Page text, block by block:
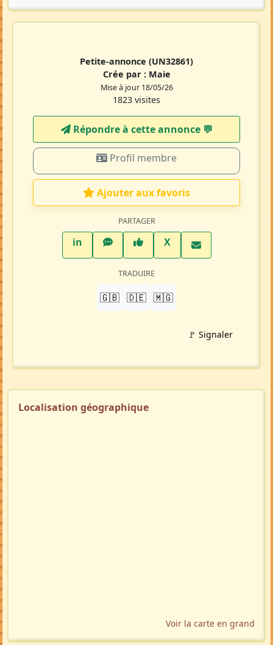
Petite-annonce (UN32861)
Crée par : Maie
Mise à jour 18/05/26
1823 visites
Répondre à cette annonce 💬​
Profil membre
Ajouter aux favoris
PARTAGER
inLinkedInWhatsAppFacebook
XTwitter X
TRADUIRE
🇬🇧 🇩🇪 🇲🇬
🚩 Signaler
Localisation géographique
Voir la carte en grand